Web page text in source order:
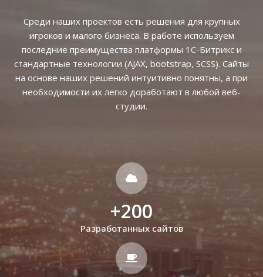
Среди наших проектов есть решения для крупных
игроков и малого бизнеса. В работе используем
последние преимущества платформы 1С-Битрикс и
стандартные технологии (AJAX, bootstrap, SCSS). Сайты
на основе наших решений интуитивно понятны, а при
необходимости их легко доработают в любой веб-
студии.
+200
Разработанных сайтов